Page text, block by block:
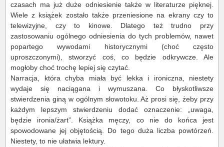
czasach ma już duże odniesienie także w literaturze pięknej.
Wiele z książek zostało także przeniesione na ekrany czy to
telewizyjne, czy to kinowe. Dlatego też trudno przy
zastosowaniu ogólnego odniesienia do tych problemów, nawet
popartego wywodami historycznymi (choć często
uproszczonymi), stworzyć coś, co będzie odkrywcze. Ale
mogłoby choć trochę lepiej się czytać.
Narracja, która chyba miała być lekka i ironiczna, niestety
wydaje się naciągana i wymuszana. Co błyskotliwsze
stwierdzenia giną w ogólnym słowotoku. Aż prosi się, żeby przy
każdym lepszym stwierdzeniu dodać oznaczenie: „uwaga,
będzie ironia/żart”. Książka męczy, co nie do końca jest
spowodowane jej objętością. Do tego duża liczba powtórzeń.
Niestety, to nie ułatwia lektury.